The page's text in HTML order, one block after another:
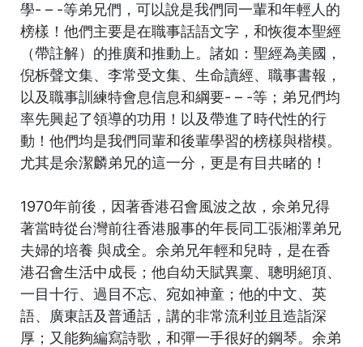
學- – -等弟兄們，可以說是我們同一輩和年輕人的
榜樣！他們主要是在職事話語文字，和恢復本聖經
（帶註解）的推廣和推動上。諸如：聖經為美國，
倪柝聲文集、李常受文集、生命讀經、職事書報，
以及職事訓練特會息信息和綱要- – -等；弟兄們均
率先興起了領導的功用！以及帶進了時代性的行
動！他們均是我們同輩和後輩學習的榜樣與楷模。
尤其是余潔麟弟兄的這一分，更是有目共睹的！
1970年前後，因著香港召會風波之故，余弟兄得
著當時從台灣前往香港服事的年長同工張湘澤弟兄
夫婦的培養 與成全。余弟兄年輕和兒時，是在香
港召會生活中成長；他自幼天賦異稟、聰明絕頂、
一目十行、過目不忘、宛如神童；他的中文、英
語、廣東話及普通話，講的非常流利並且造詣深
厚；又能夠編寫詩歌，和彈一手很好的鋼琴。余弟